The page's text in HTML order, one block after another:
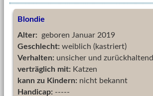
Blondie
Alter: geboren Januar 2019
Geschlecht: weiblich (kastriert)
Verhalten: unsicher und zurückhaltend
verträglich mit: Katzen
kann zu Kindern: nicht bekannt
Handicap: -----